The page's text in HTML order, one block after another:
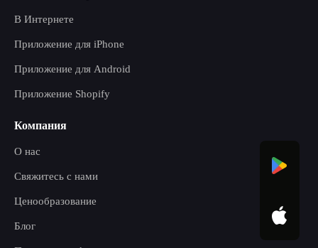
В Интернете
Приложение для iPhone
Приложение для Android
Приложение Shopify
Компания
О нас
Свяжитесь с нами
Ценообразование
Блог